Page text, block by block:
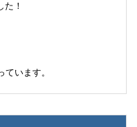
！
います。